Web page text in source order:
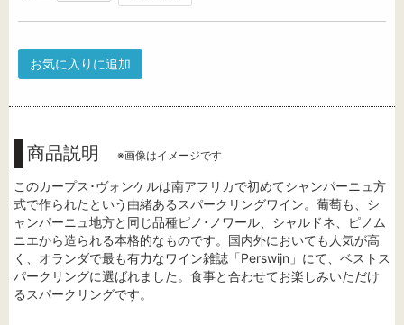
お気に入りに追加
商品説明 ※画像はイメージです
このカープス･ヴォンケルは南アフリカで初めてシャンパーニュ方
式で作られたという由緒あるスパークリングワイン。葡萄も、シ
ャンパーニュ地方と同じ品種ピノ･ノワール、シャルドネ、ピノム
ニエから造られる本格的なものです。国内外においても人気が高
く、オランダで最も有力なワイン雑誌「Perswijn」にて、ベストス
パークリングに選ばれました。食事と合わせてお楽しみいただけ
るスパークリングです。